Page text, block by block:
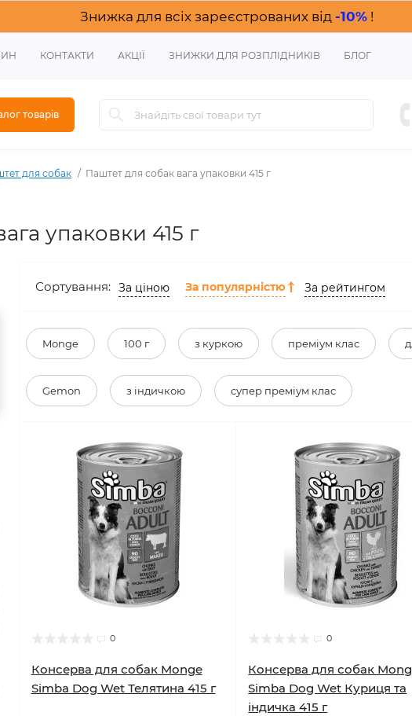
Знижка для всіх зареєстрованих від -10%!
КОНТАКТИ АКЦІЇ ЗНИЖКИ ДЛЯ РОЗПЛІДНИКІВ БЛОГ
товарів
для собак Паштет для собак вага упаковки 415 г
упаковки 415 г
Сортування: За ціною За популярністю За рейтингом
Monge 100 г з куркою преміум клас
Gemon з індичкою супер преміум клас
0
Консерва для собак Monge
Simba Dog Wet Телятина 415 г
0
Консерва для собак
Simba Dog Wet Куриця та
індичка 415 г